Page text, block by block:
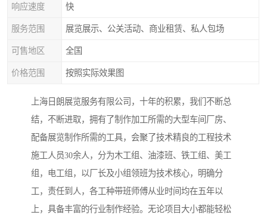
响应速度 快
服务范围 展览展示、公关活动、商业租赁、私人包场
可售地区 全国
价格范围 按照实际效果图
上海日朗展览服务有限公司，十年的积累，我们不断总
结，不断进取，拥有了制作加工所需的大型车间厂房、
配备展览制作所需的工具，会聚了技术精良的工程技术
施工人员30余人，分为木工组、油漆班、铁工组、美工
组，电工组，以厂长及小组领班为技术核心，明确分
工，责任到人，各工种带班师傅从业时间均在五年以
上，具备丰富的行业制作经验。无论项目大小都能轻松